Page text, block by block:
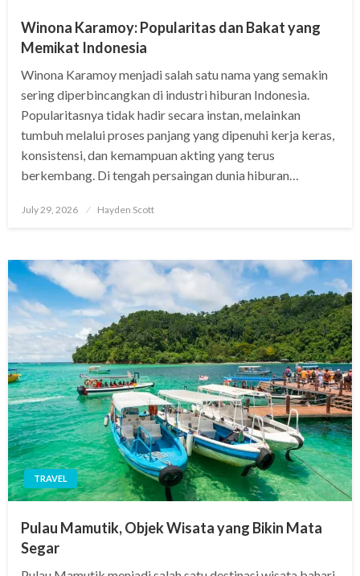
Winona Karamoy: Popularitas dan Bakat yang
Memikat Indonesia
Winona Karamoy menjadi salah satu nama yang semakin
sering diperbincangkan di industri hiburan Indonesia.
Popularitasnya tidak hadir secara instan, melainkan
tumbuh melalui proses panjang yang dipenuhi kerja keras,
konsistensi, dan kemampuan akting yang terus
berkembang. Di tengah persaingan dunia hiburan…
Posted
July 29, 2026 Hayden Scott
TRAVEL
Pulau Mamutik, Objek Wisata yang Bikin Mata
Segar